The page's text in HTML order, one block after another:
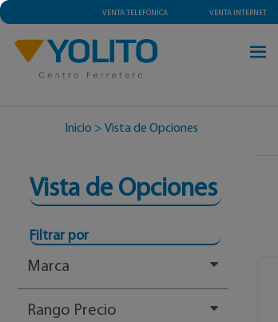
VENTA TELEFÓNICA VENTA INTERNET
Inicio > Vista de Opciones
Vista de Opciones
Filtrar por
Marca
Rango Precio